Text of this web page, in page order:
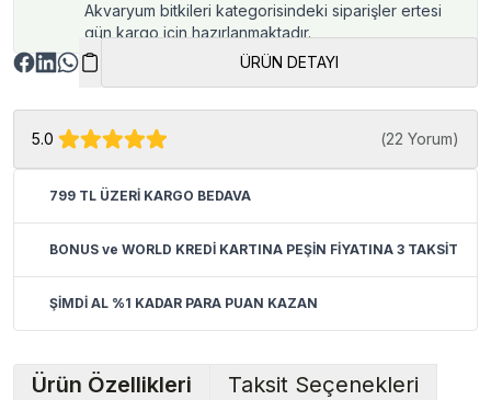
Akvaryum bitkileri kategorisindeki siparişler ertesi
gün kargo için hazırlanmaktadır.
ÜRÜN DETAYI
5.0 (22 Yorum)
799 TL ÜZERİ KARGO BEDAVA
BONUS ve WORLD KREDİ KARTINA PEŞİN FİYATINA 3 TAKSİT
ŞİMDİ AL %1 KADAR PARA PUAN KAZAN
Ürün Özellikleri Taksit Seçenekleri